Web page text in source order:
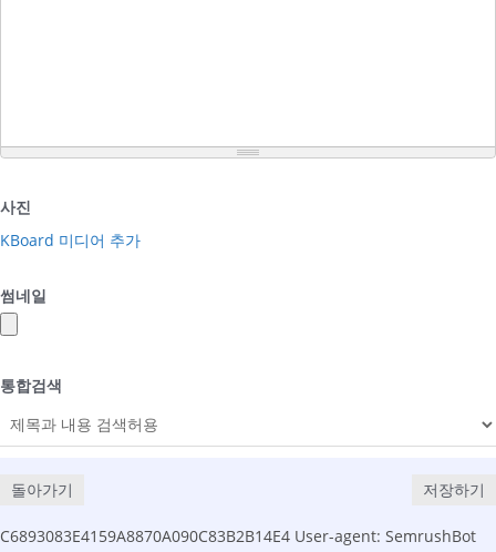
사진
KBoard 미디어 추가
썸네일
통합검색
돌아가기 저장하기
C6893083E4159A8870A090C83B2B14E4 User-agent: SemrushBot